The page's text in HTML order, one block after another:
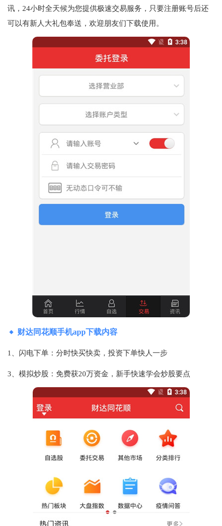
讯，24小时全天候为您提供极速交易服务，只要注册账号后还
可以有新人大礼包奉送，欢迎朋友们下载使用。
财达同花顺手机app下载内容
1、闪电下单：分时快买快卖，投资下单快人一步
3、模拟炒股：免费获20万资金，新手快速学会炒股要点